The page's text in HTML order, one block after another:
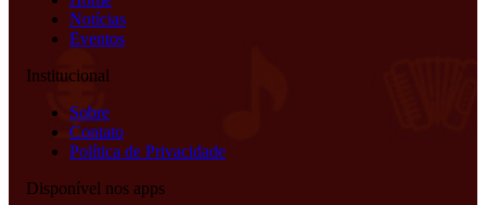
Notícias
Eventos
Institucional
Sobre
Contato
Política de Privacidade
Disponível nos apps